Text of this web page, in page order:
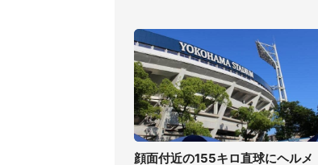
顔面付近の155キロ直球にヘルメ